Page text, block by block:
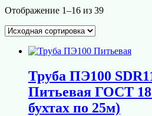
Отображение 1–16 из 39
Труба ПЭ100
Питьевая ГОСТ
бухтах по 25м)